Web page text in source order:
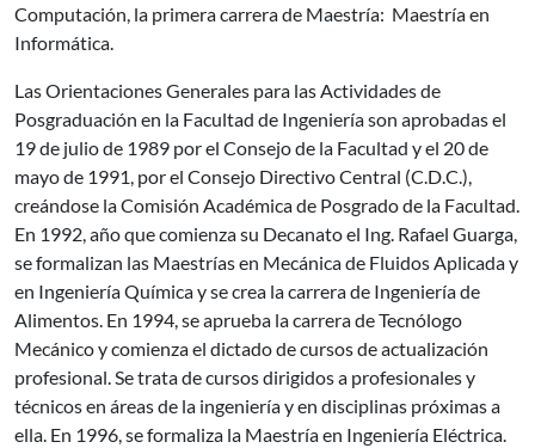
Computación, la primera carrera de Maestría: Maestría en
Informática.
Las Orientaciones Generales para las Actividades de
Posgraduación en la Facultad de Ingeniería son aprobadas el
19 de julio de 1989 por el Consejo de la Facultad y el 20 de
mayo de 1991, por el Consejo Directivo Central (C.D.C.),
creándose la Comisión Académica de Posgrado de la Facultad.
En 1992, año que comienza su Decanato el Ing. Rafael Guarga,
se formalizan las Maestrías en Mecánica de Fluidos Aplicada y
en Ingeniería Química y se crea la carrera de Ingeniería de
Alimentos. En 1994, se aprueba la carrera de Tecnólogo
Mecánico y comienza el dictado de cursos de actualización
profesional. Se trata de cursos dirigidos a profesionales y
técnicos en áreas de la ingeniería y en disciplinas próximas a
ella. En 1996, se formaliza la Maestría en Ingeniería Eléctrica.